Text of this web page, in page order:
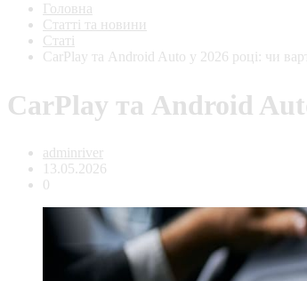
Головна
Статті та новини
Статі
CarPlay та Android Auto у 2026 році: чи
CarPlay та Android
adminriver
13.05.2026
0